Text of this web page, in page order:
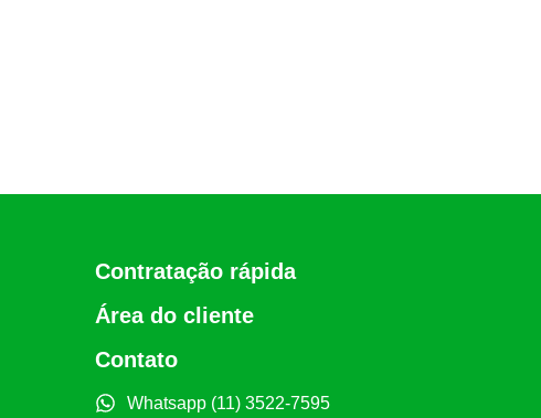
Contratação rápida
Área do cliente
Contato
Whatsapp (11) 3522-7595